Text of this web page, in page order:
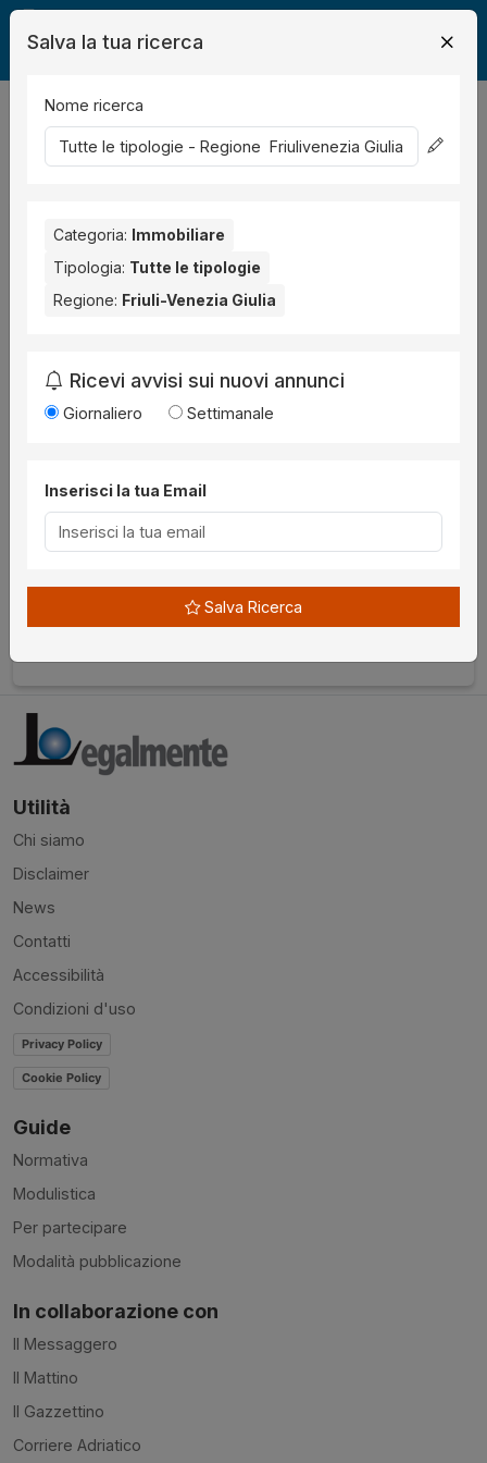
Legalmente Immobili
risultati Ordina per
Italia ,Procedura 100 2024, Lotto 1
da € 432.421,87
04/09/2026
Utilità
Chi siamo
Disclaimer
News
Contatti
Accessibilità
Condizioni d'uso
Privacy Policy
Cookie Policy
Guide
Normativa
Modulistica
Per partecipare
Modalità pubblicazione
In collaborazione con
Il Messaggero
Il Mattino
Il Gazzettino
Corriere Adriatico
Salva la tua ricerca
Nome ricerca
Categoria: Immobiliare
Tipologia: Tutte le tipologie
Regione: Friuli-Venezia Giulia
Ricevi avvisi sui nuovi annunci
Giornaliero Settimanale
Inserisci la tua Email
Salva Ricerca